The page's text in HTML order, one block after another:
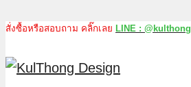
Skip
to
content
สั่งซื้อหรือสอบถาม คลิ๊กเลย LINE : @kulthong